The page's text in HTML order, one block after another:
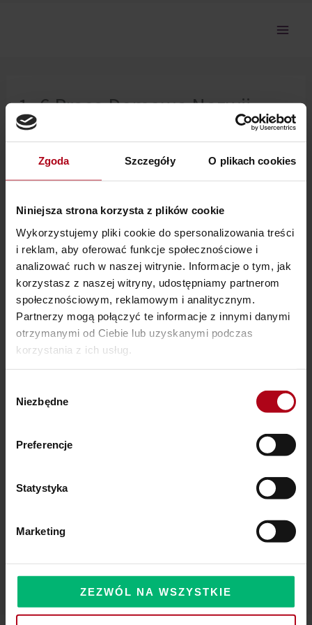
Zgoda Szczegóły O plikach cookies
Niniejsza strona korzysta z plików cookie
Wykorzystujemy pliki cookie do spersonalizowania treści
i reklam, aby oferować funkcje społecznościowe i
analizować ruch w naszej witrynie. Informacje o tym, jak
korzystasz z naszej witryny, udostępniamy partnerom
społecznościowym, reklamowym i analitycznym.
Partnerzy mogą połączyć te informacje z innymi danymi
otrzymanymi od Ciebie lub uzyskanymi podczas
korzystania z ich usług.
zgody
Niezbędne
Preferencje
Statystyka
Marketing
ZEZWÓL NA WSZYSTKIE
Ostatnie wpisy
Czy Masz W Portfelu Pożeracza Pieniędzy?
Powinieneś o tym wiedzieć – zbliża się wielka zmiana!
1_6 Praca Domowa Nazwij
Programy
Nie można pokazać tej sekcji, ponieważ nie jesteś